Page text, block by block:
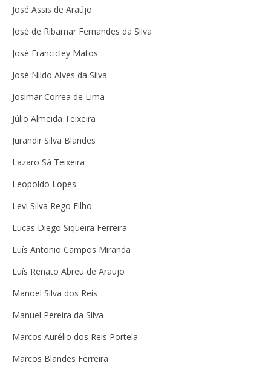
José Assis de Araújo
José de Ribamar Fernandes da Silva
José Francicley Matos
José Nildo Alves da Silva
Josimar Correa de Lima
Júlio Almeida Teixeira
Jurandir Silva Blandes
Lazaro Sá Teixeira
Leopoldo Lopes
Levi Silva Rego Filho
Lucas Diego Siqueira Ferreira
Luís Antonio Campos Miranda
Luís Renato Abreu de Araujo
Manoel Silva dos Reis
Manuel Pereira da Silva
Marcos Aurélio dos Reis Portela
Marcos Blandes Ferreira